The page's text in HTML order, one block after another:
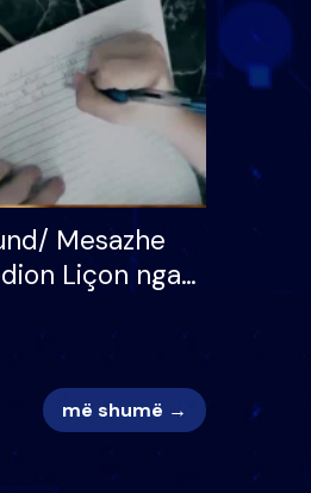
Mesazhe
Liçon nga
më shumë →